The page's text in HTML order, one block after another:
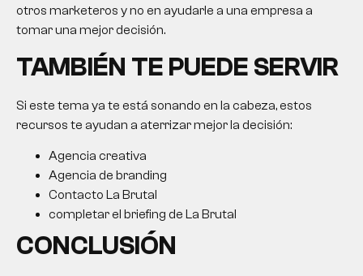
otros marketeros y no en ayudarle a una empresa a
tomar una mejor decisión.
TAMBIÉN TE PUEDE SERVIR
Si este tema ya te está sonando en la cabeza, estos
recursos te ayudan a aterrizar mejor la decisión:
Agencia creativa
Agencia de branding
Contacto La Brutal
completar el briefing de La Brutal
CONCLUSIÓN